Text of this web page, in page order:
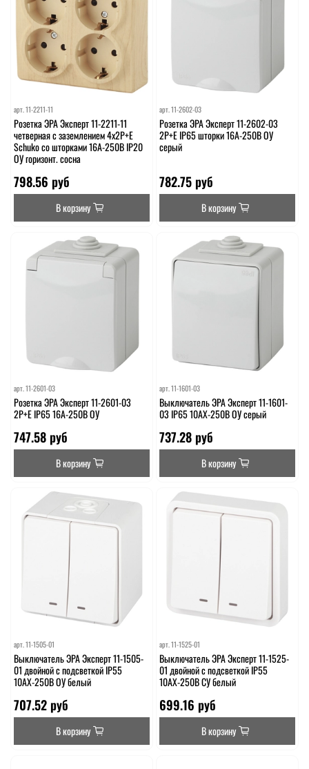
арт.11-2211-11
Розетка ЭРА Эксперт 11-2211-11
четверная с заземлением 4х2P+E
Schuko со шторками 16A-250В IP20
ОУ горизонт. сосна
798.56 руб
В корзину
арт. 11-2602-03
Розетка ЭРА Эксперт 11-2602-03
2P+E IP65 шторки 16A-250В ОУ
серый
782.75 руб
В корзину
арт.11-2601-03
Розетка ЭРА Эксперт 11-2601-03
2P+E IP65 16A-250В ОУ
747.58 руб
В корзину
арт.11-1601-03
Выключатель ЭРА Эксперт 11-1601-
03 IP65 10АХ-250В ОУ серый
737.28 руб
В корзину
арт.11-1505-01
Выключатель ЭРА Эксперт 11-1505-
01 двойной с подсветкой IP55
10АХ-250В ОУ белый
707.52 руб
В корзину
арт. 11-1525-01
Выключатель ЭРА Эксперт 11-1525-
01 двойной с подсветкой IP55
10АХ-250В СУ белый
699.16 руб
В корзину